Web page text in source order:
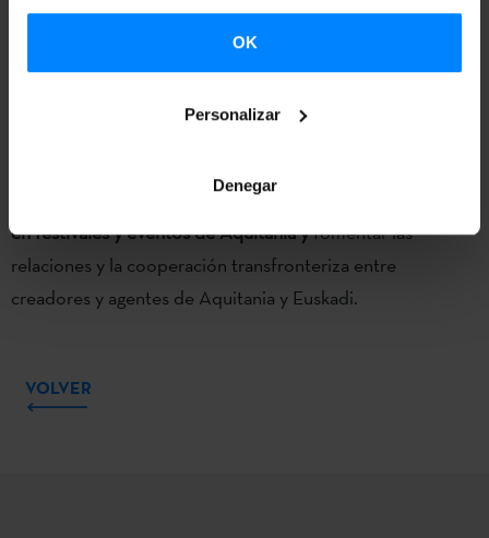
OK
Personalizar
Denegar
ha sido creado este año por la
Eurorregión Aquitania-Euskadi–compuesta por el
presencia de artistas vascos de ambos lados de la frontera
en festivales y eventos de Aquitania yfomentar las
relaciones y la cooperación transfronteriza entre
creadores y agentes de Aquitania y Euskadi.
VOLVER